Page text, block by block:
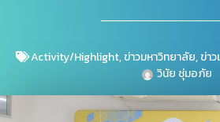
Activity/Highlight,ข่าวมหาวิทยาลัย,ข่าว
วินัย ชุ่มอภัย